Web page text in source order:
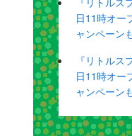
日11時オー
ャンペーン
『リトル
日11時オー
ャンペーン